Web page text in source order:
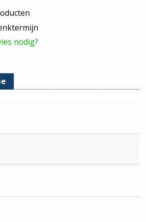
nodig?